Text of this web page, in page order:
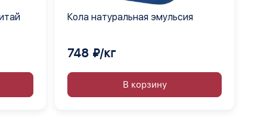
Кола натуральная эмульсия
748 ₽/кг
В корзину